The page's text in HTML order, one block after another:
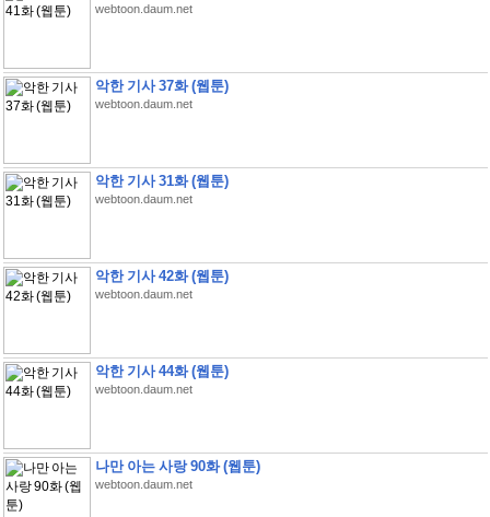
webtoon.daum.net
악한 기사 37화 (웹툰)
webtoon.daum.net
악한 기사 31화 (웹툰)
webtoon.daum.net
악한 기사 42화 (웹툰)
webtoon.daum.net
악한 기사 44화 (웹툰)
webtoon.daum.net
나만 아는 사랑 90화 (웹툰)
webtoon.daum.net